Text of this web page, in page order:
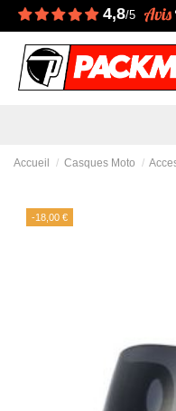
4,8/5
Accueil Casques Moto
-18,00 €